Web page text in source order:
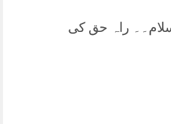
راہ حق کی